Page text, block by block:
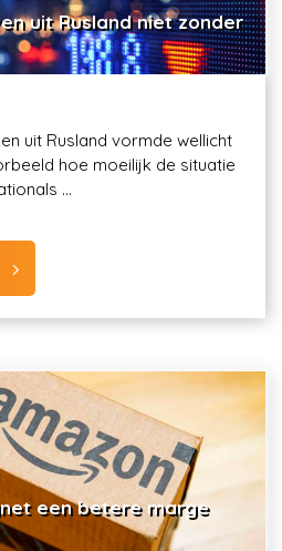
uit Rusland niet zonder
uit Rusland vormde wellicht
hoe moeilijk de situatie
...
een betere marge